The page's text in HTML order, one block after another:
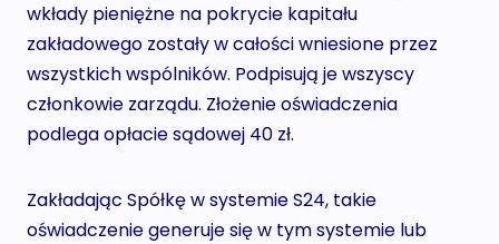
wkłady pieniężne na pokrycie kapitału
zakładowego zostały w całości wniesione przez
wszystkich wspólników. Podpisują je wszyscy
członkowie zarządu. Złożenie oświadczenia
podlega opłacie sądowej 40 zł.
Zakładając Spółkę w systemie S24, takie
oświadczenie generuje się w tym systemie lub